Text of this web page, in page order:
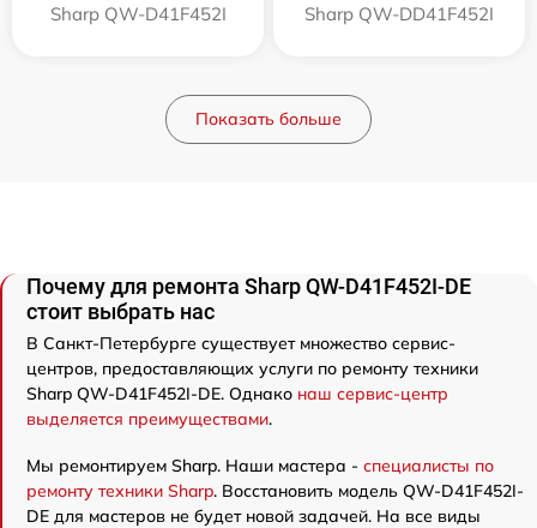
Sharp QW-D41F452I Sharp QW-DD41F452I
Показать больше
Почему для ремонта Sharp QW-D41F452I-DE
стоит выбрать нас
В Санкт-Петербурге существует множество сервис-
центров, предоставляющих услуги по ремонту техники
Sharp QW-D41F452I-DE. Однако наш сервис-центр
выделяется преимуществами.
Мы ремонтируем Sharp. Наши мастера - специалисты по
ремонту техники Sharp. Восстановить модель QW-D41F452I-
DE для мастеров не будет новой задачей. На все виды